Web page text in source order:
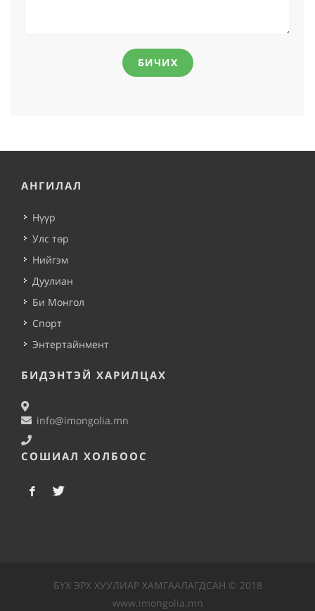
БИЧИХ
АНГИЛАЛ
Нүүр
Улс төр
Нийгэм
Дуулиан
Би Монгол
Спорт
Энтертайнмент
БИДЭНТЭЙ ХАРИЛЦАХ
info@imongolia.mn
СОШИАЛ ХОЛБООС
БҮХ ЭРХ ХУУЛИАР ХАМГААЛАГДСАН © 2018
www.imongolia.mn